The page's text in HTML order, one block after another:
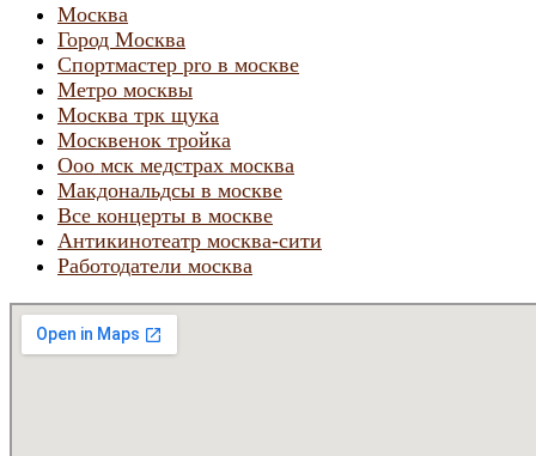
Москва
Город Москва
Спортмастер pro в москве
Метро москвы
Москва трк щука
Москвенок тройка
Ооо мск медстрах москва
Макдональдсы в москве
Все концерты в москве
Антикинотеатр москва-сити
Работодатели москва